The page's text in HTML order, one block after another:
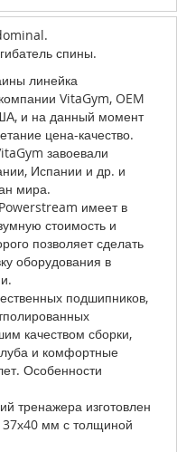
.
спины.
линейка
VitaGym, OEM
и на данный момент
цена-качество.
завоевали
Испании и др. и
мира.
имеет в
стоимость и
позволяет сделать
оборудования в
подшипников,
качеством сборки,
и комфортные
Особенности
тренажера изготовлен
мм с толщиной